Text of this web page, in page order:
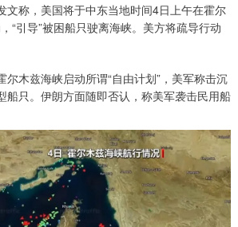
文称，美国将于中东当地时间4日上午在霍尔
“引导”被困船只驶离海峡。美方将疏导行动
尔木兹海峡启动所谓“自由计划”，美军称击沉
船只。伊朗方面随即否认，称美军袭击民用船